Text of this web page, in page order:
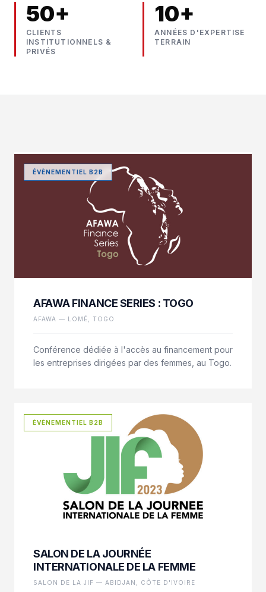
50+
CLIENTS
INSTITUTIONNELS &
PRIVÉS
10+
ANNÉES D'EXPERTISE
TERRAIN
ÉVÈNEMENTIEL B2B
AFAWA FINANCE SERIES : TOGO
AFAWA — LOMÉ, TOGO
Conférence dédiée à l'accès au financement pour
les entreprises dirigées par des femmes, au Togo.
ÉVÈNEMENTIEL B2B
SALON DE LA JOURNÉE
INTERNATIONALE DE LA FEMME
SALON DE LA JIF — ABIDJAN, CÔTE D'IVOIRE